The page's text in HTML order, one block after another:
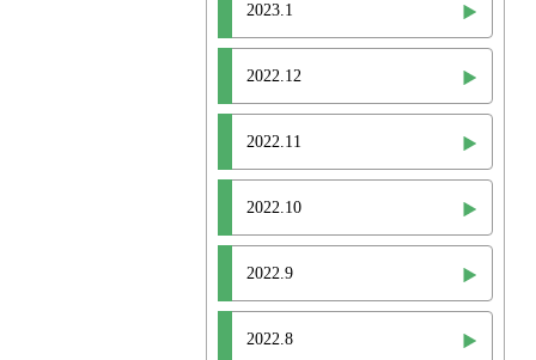
2023.1
2022.12
2022.11
2022.10
2022.9
2022.8